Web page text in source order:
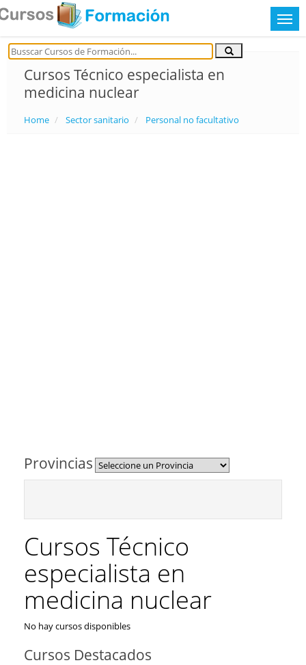
Cursos Técnico especialista en
medicina nuclear
Home Sector sanitario Personal no facultativo
Provincias
Cursos Técnico
especialista en
medicina nuclear
No hay cursos disponibles
Cursos Destacados